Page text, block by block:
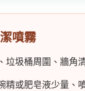
噴霧
垃圾桶周圍、牆角
精或肥皂液少量、